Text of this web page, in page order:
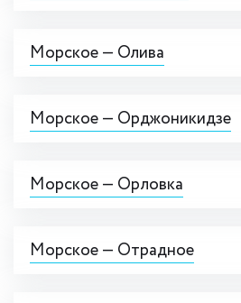
Морское — Олива
Морское — Орджоникидзе
Морское — Орловка
Морское — Отрадное